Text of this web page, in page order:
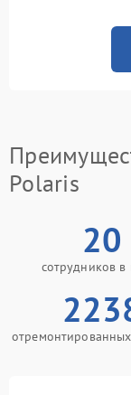
Polaris
20
сотрудников в